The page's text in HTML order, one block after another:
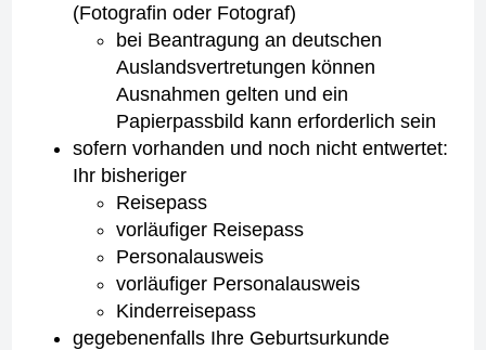
(Fotografin oder Fotograf)
bei Beantragung an deutschen
Auslandsvertretungen können
Ausnahmen gelten und ein
Papierpassbild kann erforderlich sein
sofern vorhanden und noch nicht entwertet:
Ihr bisheriger
Reisepass
vorläufiger Reisepass
Personalausweis
vorläufiger Personalausweis
Kinderreisepass
gegebenenfalls Ihre Geburtsurkunde